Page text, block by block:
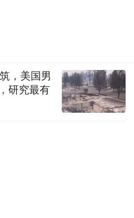
，美国男
研究最有